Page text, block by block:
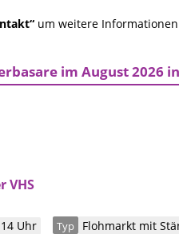
um weitere
im August 2026
VHS
Uhr Typ Flohmarkt mit